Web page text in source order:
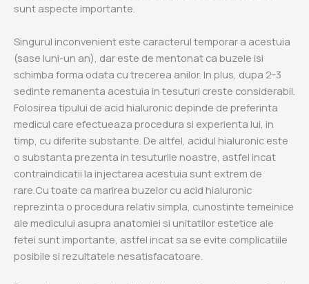
sunt aspecte importante.
Singurul inconvenient este caracterul temporar a acestuia
(sase luni-un an), dar este de mentonat ca buzele isi
schimba forma odata cu trecerea anilor. In plus, dupa 2-3
sedinte remanenta acestuia in tesuturi creste considerabil.
Folosirea tipului de acid hialuronic depinde de preferinta
medicul care efectueaza procedura si experienta lui, in
timp, cu diferite substante. De altfel, acidul hialuronic este
o substanta prezenta in tesuturile noastre, astfel incat
contraindicatii la injectarea acestuia sunt extrem de
rare.Cu toate ca marirea buzelor cu acid hialuronic
reprezinta o procedura relativ simpla, cunostinte temeinice
ale medicului asupra anatomiei si unitatilor estetice ale
fetei sunt importante, astfel incat sa se evite complicatiile
posibile si rezultatele nesatisfacatoare.